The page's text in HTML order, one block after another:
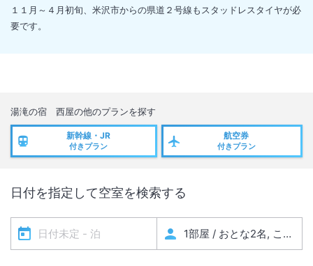
１１月～４月初旬、米沢市からの県道２号線もスタッドレスタイヤが必
要です。
湯滝の宿 西屋の他のプランを探す
新幹線・JR
付きプラン
航空券
付きプラン
日付を指定して空室を検索する